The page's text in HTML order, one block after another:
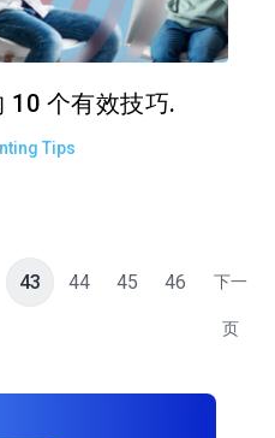
10 个有效技巧.
Tips
43 44 45 46 下一
页